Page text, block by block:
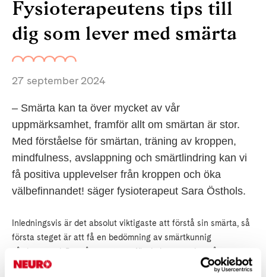
Fysioterapeutens tips till
dig som lever med smärta
27 september 2024
– Smärta kan ta över mycket av vår
uppmärksamhet, framför allt om smärtan är stor.
Med förståelse för smärtan, träning av kroppen,
mindfulness, avslappning och smärtlindring kan vi
få positiva upplevelser från kroppen och öka
välbefinnandet! säger fysioterapeut Sara Östhols.
Inledningsvis är det absolut viktigaste att förstå sin smärta, så
första steget är att få en bedömning av smärtkunnig
vårdpersonal. Du måste veta varför du har ont, det måste
finnas en förklaring till varför du har den smärta du har, annars